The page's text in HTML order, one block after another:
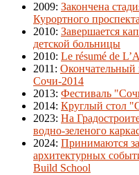
2009: Закончена
Курортного проспекта
2010: Завершается
детской больницы
2010: Le résumé de
2011 : Окончательный
Сочи-2014
2013: Фестиваль
2014: Круглый стол
2023: На
водно-зеленого
2024: Принимаются
архитектурных
Build School